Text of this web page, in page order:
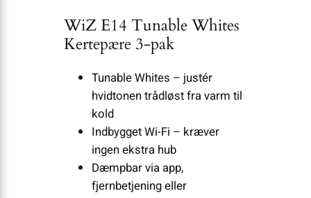
WiZ E14 Tunable Whites
Kertepære 3-pak
Tunable Whites – justér
hvidtonen trådløst fra varm til
kold
Indbygget Wi-Fi – kræver
ingen ekstra hub
Dæmpbar via app,
fjernbetjening eller